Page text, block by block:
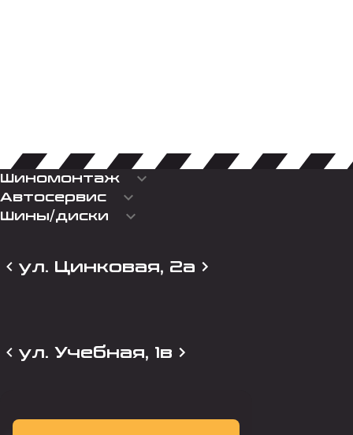
Шиномонтаж keyboard_arrow_down
Автосервис keyboard_arrow_down
Шины/диски keyboard_arrow_down
ул. Цинковая, 2а
ул. Учебная, 1в